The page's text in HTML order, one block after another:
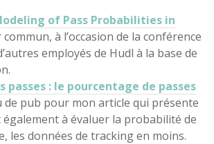
of Pass Probabilities in
à l’occasion de la conférence
employés de Hudl à la base de
passes : le pourcentage de passes
de pub pour mon article qui présente
à évaluer la probabilité de
les données de tracking en moins.